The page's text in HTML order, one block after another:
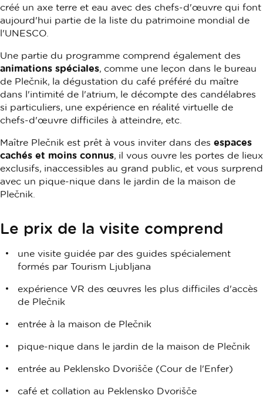
créé un axe terre et eau avec des chefs-d'œuvre qui font
aujourd'hui partie de la liste du patrimoine mondial de
l'UNESCO.
Une partie du programme comprend également des
animations spéciales, comme une leçon dans le bureau
de Plečnik, la dégustation du café préféré du maître
dans l'intimité de l'atrium, le décompte des candélabres
si particuliers, une expérience en réalité virtuelle de
chefs-d'œuvre difficiles à atteindre, etc.
Maître Plečnik est prêt à vous inviter dans des espaces
cachés et moins connus, il vous ouvre les portes de lieux
exclusifs, inaccessibles au grand public, et vous surprend
avec un pique-nique dans le jardin de la maison de
Plečnik.
Le prix de la visite comprend
une visite guidée par des guides spécialement
formés par Tourism Ljubljana
expérience VR des œuvres les plus difficiles d'accès
de Plečnik
entrée à la maison de Plečnik
pique-nique dans le jardin de la maison de Plečnik
entrée au Peklensko Dvorišče (Cour de l'Enfer)
café et collation au Peklensko Dvorišče